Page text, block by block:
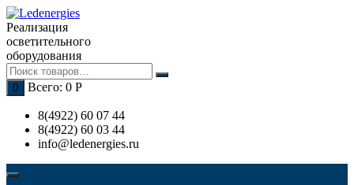
Перейти
к
содержимому
Реализация
осветительного
оборудования
0 Всего: 0 Р
8(4922) 60 07 44
8(4922) 60 03 44
info@ledenergies.ru